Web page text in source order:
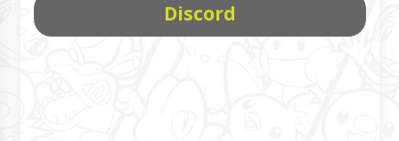
Discord